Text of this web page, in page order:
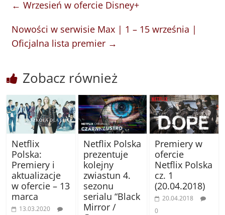
← Wrzesień w ofercie Disney+
Nowości w serwisie Max | 1 – 15 września |
Oficjalna lista premier →
Zobacz również
Netflix
Polska:
Premiery i
aktualizacje
w ofercie – 13
marca
13.03.2020
Netflix Polska
prezentuje
kolejny
zwiastun 4.
sezonu
serialu “Black
Mirror /
Premiery w
ofercie
Netflix Polska
cz. 1
(20.04.2018)
20.04.2018
0